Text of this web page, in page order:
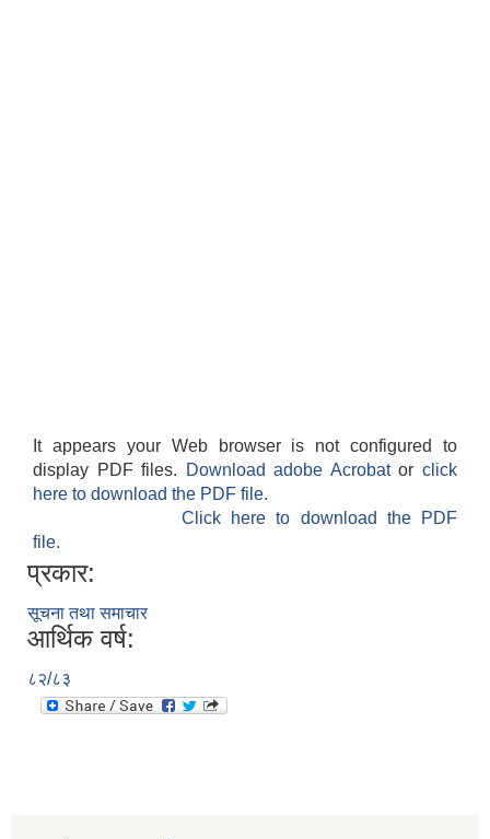
It appears your Web browser is not configured to
display PDF files.
Download adobe Acrobatorclick
here to download the PDF file.
Click here to download the PDF
file.
प्रकार:
सूचना तथा समाचार
आर्थिक वर्ष:
८२/८३